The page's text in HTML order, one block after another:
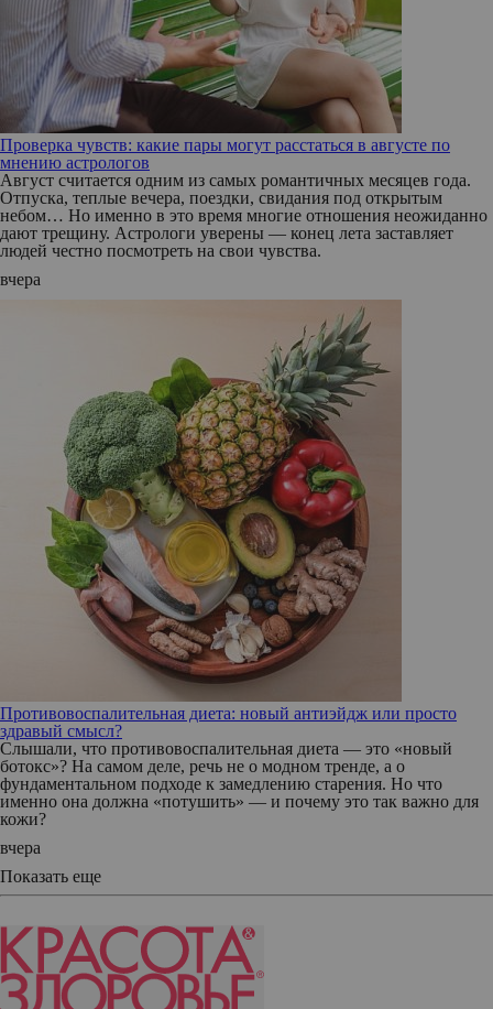
Проверка чувств: какие пары могут расстаться в августе по
мнению астрологов
Август считается одним из самых романтичных месяцев года.
Отпуска, теплые вечера, поездки, свидания под открытым
небом… Но именно в это время многие отношения неожиданно
дают трещину. Астрологи уверены — конец лета заставляет
людей честно посмотреть на свои чувства.
вчера
Противовоспалительная диета: новый антиэйдж или просто
здравый смысл?
Слышали, что противовоспалительная диета — это «новый
ботокс»? На самом деле, речь не о модном тренде, а о
фундаментальном подходе к замедлению старения. Но что
именно она должна «потушить» — и почему это так важно для
кожи?
вчера
Показать еще